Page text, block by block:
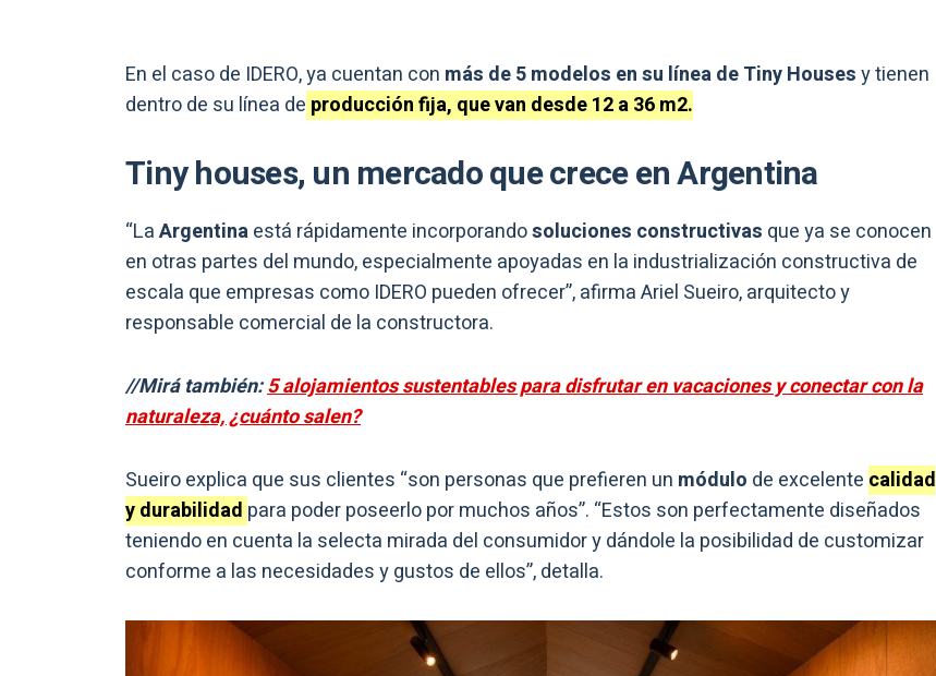
En el caso de IDERO, ya cuentan con más de 5 modelos en su línea de Tiny Housesy tienen
dentro de su línea de producción fija, que van desde 12 a 36 m2.
Tiny houses, un mercado que crece en Argentina
“LaArgentinaestá rápidamente incorporandosoluciones constructivas que ya se conocen
en otras partes del mundo, especialmente apoyadas en la industrialización constructiva de
escala que empresas como IDERO pueden ofrecer”, afirma Ariel Sueiro, arquitecto y
responsable comercial de la constructora.
//Mirá también:5 alojamientos sustentables para disfrutar en vacaciones y conectar con la
naturaleza, ¿cuánto salen?
Sueiro explica que sus clientes “son personas que prefieren un módulo de excelente calidad
y durabilidad para poder poseerlo por muchos años”. “Estos son perfectamente diseñados
teniendo en cuenta la selecta mirada del consumidor y dándole la posibilidad de customizar
conforme a las necesidades y gustos de ellos”, detalla.